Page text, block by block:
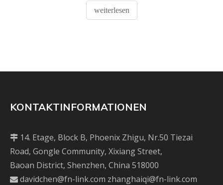
Kommunikationsmodule für Ihre Smart -Home -Geräte
auszuwählen.
weiterlesen
KONTAKTINFORMATIONEN
 14. Etage, Block B, Phoenix Zhigu, Nr.50 Tiezai
Road, Gongle Community, Xixiang Street,
Baoan District, Shenzhen, China 518000
 davidchen@fn-link.com zhanghaiqi@fn-link.com